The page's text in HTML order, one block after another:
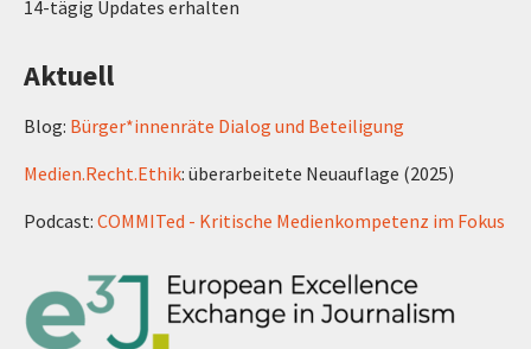
14-tägig Updates erhalten
Aktuell
Blog: Bürger*innenräte Dialog und Beteiligung
Medien.Recht.Ethik: überarbeitete Neuauflage (2025)
Podcast: COMMITed - Kritische Medienkompetenz im Fokus